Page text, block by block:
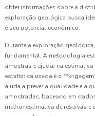
obter informações sobre a
exploração geológica busca
e seu potencial econômico.
Durante a exploração
fundamental. A metodologia
amostras e ajudar na estimativa
estatística usada é o
ajuda a prever a qualidade e a
amostradas, baseado em
melhor estimativa de reservas